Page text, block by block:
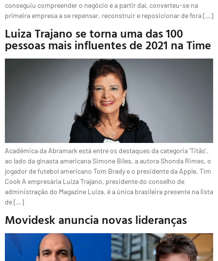
conseguiu compreender o negócio e a partir daí, converteu-se na
primeira empresa a se repensar, reconstruir e reposicionar de fora […]
Luiza Trajano se torna uma das 100
pessoas mais influentes de 2021 na Time
Acadêmica da Abramark está entre os destaques da categoria ‘Titãs’,
ao lado da ginasta americana Simone Biles, a autora Shonda Rimes, o
jogador de futebol americano Tom Brady e o presidente da Apple, Tim
Cook A empresária Luiza Trajano, presidente do conselho de
administração do Magazine Luiza, é a única brasileira presente na lista
de […]
Movidesk anuncia novas lideranças